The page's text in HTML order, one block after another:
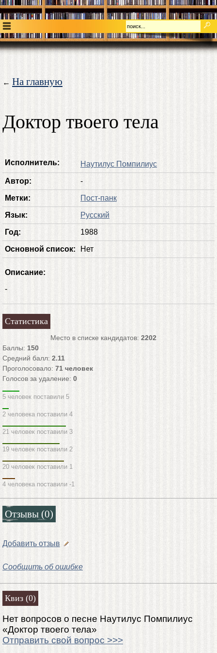
← На главную
Доктор твоего тела
Исполнитель: Наутилус Помпилиус
Автор: -
Метки: Пост-панк
Язык: Русский
Год: 1988
Основной список: Нет
Описание:
-
Статистика
Место в списке кандидатов: 2202
Баллы: 150
Средний балл: 2.11
Проголосовало: 71 человек
Голосов за удаление: 0
5 человек поставили 5
2 человека поставили 4
21 человек поставили 3
19 человек поставили 2
20 человек поставили 1
4 человека поставили -1
Отзывы (0)
Добавить отзыв
Сообщить об ошибке
Квиз (0)
Нет вопросов о песне Наутилус Помпилиус
«Доктор твоего тела»
Отправить свой вопрос >>>